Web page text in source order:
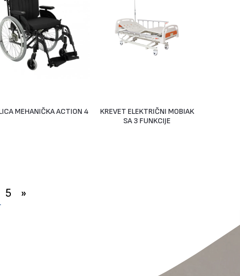
MEHANIČKA ACTION 4
Na Upit
KREVET ELEKTRIČNI MOBIAK
SA 3 FUNKCIJE
5 »